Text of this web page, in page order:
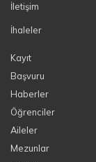
İletişim
İhaleler
Kayıt
Başvuru
Haberler
Öğrenciler
Aileler
Mezunlar